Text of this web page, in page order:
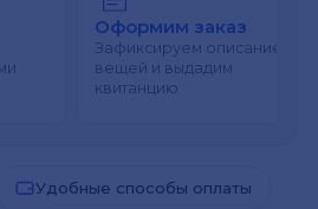
Оформим заказ
Зафиксируем описание
вещей и выдадим
квитанцию
Удобные способы оплаты